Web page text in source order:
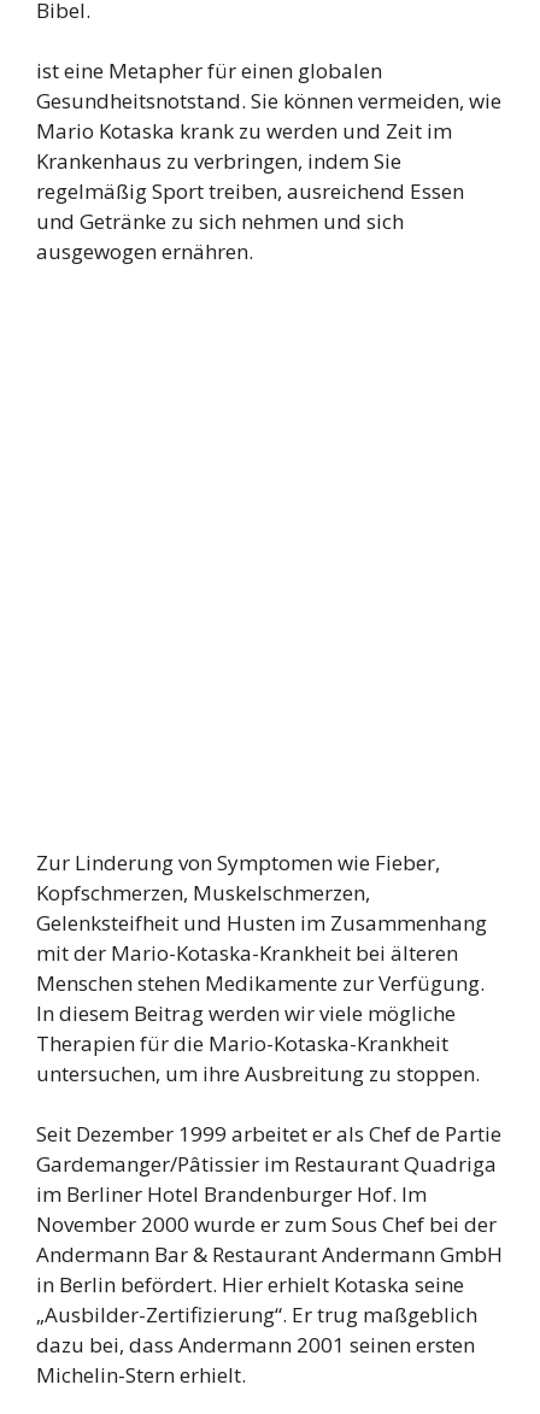
Bibel.
ist eine Metapher für einen globalen
Gesundheitsnotstand. Sie können vermeiden, wie
Mario Kotaska krank zu werden und Zeit im
Krankenhaus zu verbringen, indem Sie
regelmäßig Sport treiben, ausreichend Essen
und Getränke zu sich nehmen und sich
ausgewogen ernähren.
Zur Linderung von Symptomen wie Fieber,
Kopfschmerzen, Muskelschmerzen,
Gelenksteifheit und Husten im Zusammenhang
mit der Mario-Kotaska-Krankheit bei älteren
Menschen stehen Medikamente zur Verfügung.
In diesem Beitrag werden wir viele mögliche
Therapien für die Mario-Kotaska-Krankheit
untersuchen, um ihre Ausbreitung zu stoppen.
Seit Dezember 1999 arbeitet er als Chef de Partie
Gardemanger/Pâtissier im Restaurant Quadriga
im Berliner Hotel Brandenburger Hof. Im
November 2000 wurde er zum Sous Chef bei der
Andermann Bar & Restaurant Andermann GmbH
in Berlin befördert. Hier erhielt Kotaska seine
„Ausbilder-Zertifizierung“. Er trug maßgeblich
dazu bei, dass Andermann 2001 seinen ersten
Michelin-Stern erhielt.